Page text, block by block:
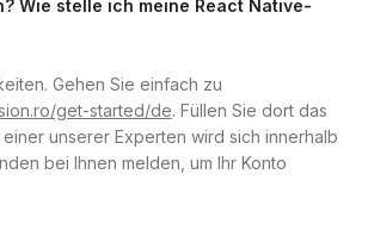
Wie stelle ich meine React Native-
Gehen Sie einfach zu
get-started/de. Füllen Sie dort das
einer unserer Experten wird sich innerhalb
bei Ihnen melden, um Ihr Konto